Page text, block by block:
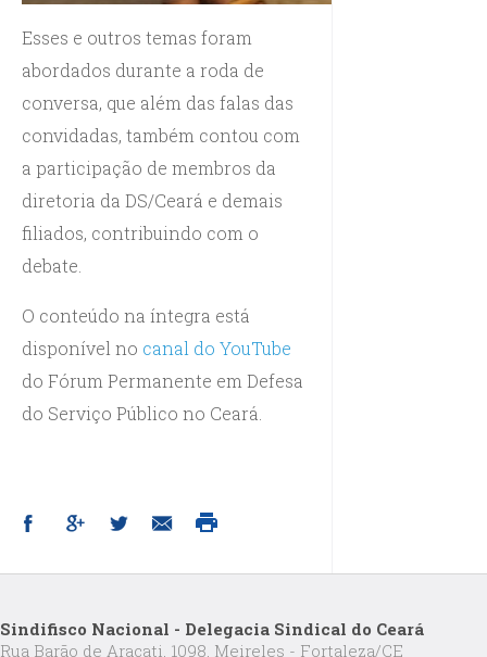
Esses e outros temas foram
abordados durante a roda de
conversa, que além das falas das
convidadas, também contou com
a participação de membros da
diretoria da DS/Ceará e demais
filiados, contribuindo com o
debate.
O conteúdo na íntegra está
disponível no canal do YouTube
do Fórum Permanente em Defesa
do Serviço Público no Ceará.
Sindifisco Nacional - Delegacia Sindical do Ceará
Rua Barão de Aracati, 1098, Meireles - Fortaleza/CE